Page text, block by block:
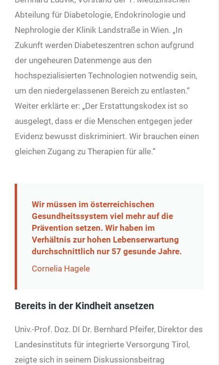
Abteilung für Diabetologie, Endokrinologie und
Nephrologie der Klinik Landstraße in Wien. „In
Zukunft werden Diabeteszentren schon aufgrund
der ungeheuren Datenmenge aus den
hochspezialisierten Technologien notwendig sein,
um den niedergelassenen Bereich zu entlasten.“
Weiter erklärte er: „Der Erstattungskodex ist so
ausgelegt, dass er die Menschen entgegen jeder
Evidenz bewusst diskriminiert. Wir brauchen einen
gleichen Zugang zu Therapien für alle.“
Wir müssen im österreichischen
Gesundheitssystem viel mehr auf die
Prävention setzen. Wir haben im
Verhältnis zur hohen Lebenserwartung
durchschnittlich nur 57 gesunde Jahre.
Cornelia Hagele
Bereits in der Kindheit ansetzen
Univ.-Prof. Doz. DI Dr. Bernhard Pfeifer, Direktor des
Landesinstituts für integrierte Versorgung Tirol,
zeigte sich in seinem Diskussionsbeitrag